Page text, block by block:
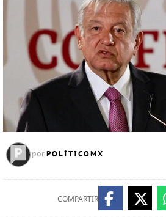
por POLÍTICOMX
COMPARTIR